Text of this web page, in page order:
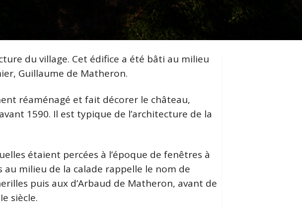
du village. Cet édifice a été bâti au milieu
Guillaume de Matheron.
réaménagé et fait décorer le château,
1590. Il est typique de l’architecture de la
étaient percées à l’époque de fenêtres à
milieu de la calade rappelle le nom de
puis aux d’Arbaud de Matheron, avant de
siècle.